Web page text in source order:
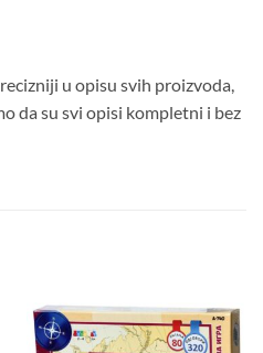
u opisu svih proizvoda,
da su svi opisi kompletni i bez